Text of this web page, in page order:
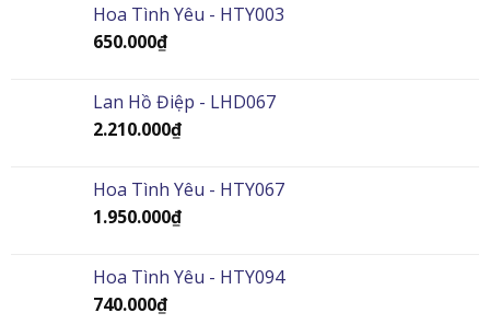
Hoa Tình Yêu - HTY003
650.000₫
Lan Hồ Điệp - LHD067
2.210.000₫
Hoa Tình Yêu - HTY067
1.950.000₫
Hoa Tình Yêu - HTY094
740.000₫